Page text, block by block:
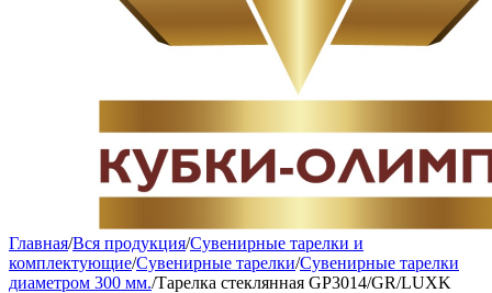
Главная/Вся продукция/Сувенирные тарелки и
комплектующие/Сувенирные тарелки/Сувенирные тарелки
диаметром 300 мм./Тарелка стеклянная GP3014/GR/LUXK